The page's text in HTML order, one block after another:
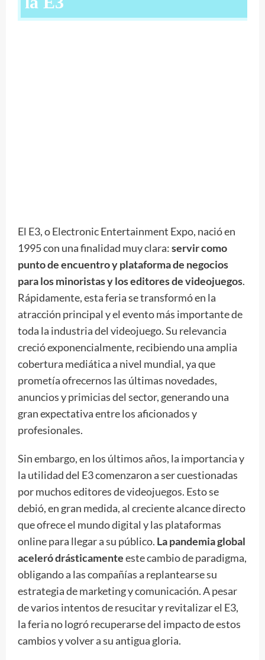
El E3, o Electronic Entertainment Expo, nació en
1995 con una finalidad muy clara:servir como
punto de encuentro y plataforma de negocios
para los minoristas y los editores de videojuegos.
Rápidamente, esta feria se transformó en la
atracción principal y el evento más importante de
toda la industria del videojuego. Su relevancia
creció exponencialmente, recibiendo una amplia
cobertura mediática a nivel mundial, ya que
prometía ofrecernos las últimas novedades,
anuncios y primicias del sector, generando una
gran expectativa entre los aficionados y
profesionales.
Sin embargo, en los últimos años, la importancia y
la utilidad del E3 comenzaron a ser cuestionadas
por muchos editores de videojuegos. Esto se
debió, en gran medida, al creciente alcance directo
que ofrece el mundo digital y las plataformas
online para llegar a su público. La pandemia global
aceleró drásticamenteeste cambio de paradigma,
obligando a las compañías a replantearse su
estrategia de marketing y comunicación. A pesar
de varios intentos de resucitar y revitalizar el E3,
la feria no logró recuperarse del impacto de estos
cambios y volver a su antigua gloria.